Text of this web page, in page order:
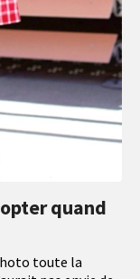
quand
toute la